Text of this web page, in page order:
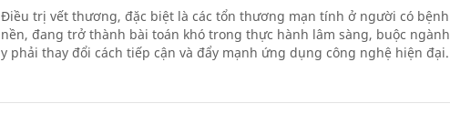
Điều trị vết thương, đặc biệt là các tổn thương mạn tính ở người có bệnh
nền, đang trở thành bài toán khó trong thực hành lâm sàng, buộc ngành
y phải thay đổi cách tiếp cận và đẩy mạnh ứng dụng công nghệ hiện đại.